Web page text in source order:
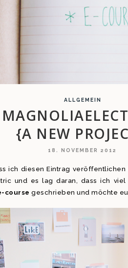
ALLGEMEIN
{A NEW
18. NOVEMBER 2012
ich diesen Eintrag
und es lag daran, dass ich
course geschrieben und möchte